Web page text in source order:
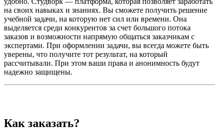
на своих навыках и знаниях. Вы сможете получить решение
учебной задачи, на которую нет сил или времени. Она
выделяется среди конкурентов за счет большого потока
заказов и возможности напрямую общаться заказчикам с
экспертами. При оформлении задачи, вы всегда можете быть
уверены, что получите тот результат, на который
рассчитывали. При этом ваши права и анонимность будут
надежно защищены.
Как заказать?